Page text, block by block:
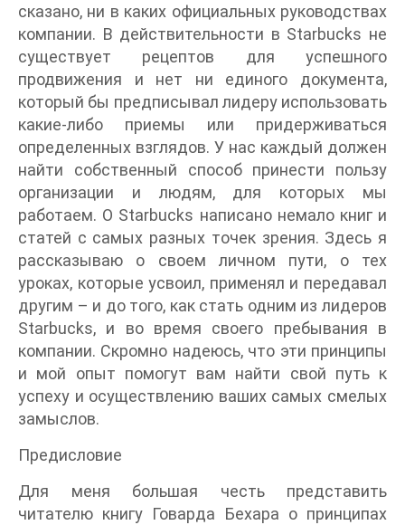
сказано, ни в каких официальных руководствах
компании. В действительности в Starbucks не
существует рецептов для успешного
продвижения и нет ни единого документа,
который бы предписывал лидеру использовать
какие-либо приемы или придерживаться
определенных взглядов. У нас каждый должен
найти собственный способ принести пользу
организации и людям, для которых мы
работаем. О Starbucks написано немало книг и
статей с самых разных точек зрения. Здесь я
рассказываю о своем личном пути, о тех
уроках, которые усвоил, применял и передавал
другим – и до того, как стать одним из лидеров
Starbucks, и во время своего пребывания в
компании. Скромно надеюсь, что эти принципы
и мой опыт помогут вам найти свой путь к
успеху и осуществлению ваших самых смелых
замыслов.
Предисловие
Для меня большая честь представить
читателю книгу Говарда Бехара о принципах